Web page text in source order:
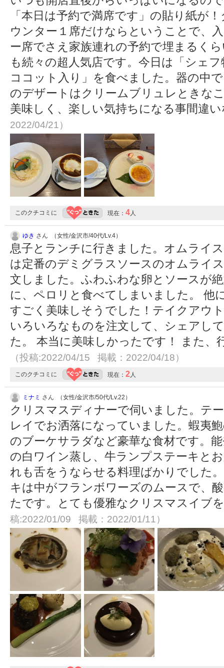
「本日は予約で満席です」の貼り紙が
ウンター１席だけならということで、
ー席でさえ家族連れの予約で埋まるく
も続々の超人気店です。今日は「シェ
ココット入り」を食べました。器の中
のデザートはクリームブリュレときな
美味しく、楽しい気持ちになる事間違
2022/04/21）
このクチコミに 現在： 4人
ゆき さん （女性/金沢市/40代/Lv.4）
息子とランチに行きました。オムライ
は定番のデミグラスソースのオムライ
文しました。ふわふわな卵とソースが
に、ペロリと食べてしまいました。 他
すごく美味しそうでした！テイクアウ
いろいろなものを注文して、シェアし
た。 本当に美味しかったです！ また、
（投稿:2022/04/15 掲載：2022/04/18）
このクチコミに 現在： 2人
ミナミ さん （女性/金沢市/50代/Lv.22）
クリスマスディナーで伺いました。テ
レイでお洒落になっていました。蝦夷
のブーケサラダなど豪華な食材です。
の白ワイン蒸し、牛ランプステーキと
れも舌をうならせる料理ばかりでした
キは中がフランボワーズのムースで、
たです。とても優雅なクリスマスイブ
稿:2022/01/09 掲載：2022/01/11）